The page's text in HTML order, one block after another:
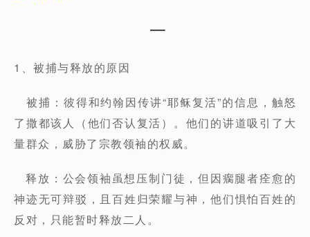
一
1、被捕与释放的原因
被捕：彼得和约翰因传讲“耶稣复活”的信息，触怒
了撒都该人（他们否认复活）。他们的讲道吸引了大
量群众，威胁了宗教领袖的权威。
释放：公会领袖虽想压制门徒，但因瘸腿者痊愈的
神迹无可辩驳，且百姓归荣耀与神，他们惧怕百姓的
反对，只能暂时释放二人。